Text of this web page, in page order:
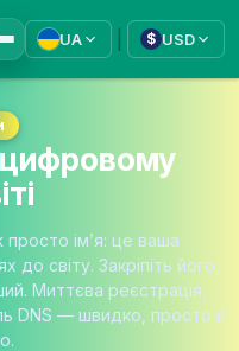
UA $ USD
ім’я: це ваша
до світу. Закріпіть його,
Миттєва реєстрація,
DNS — швидко, просто й